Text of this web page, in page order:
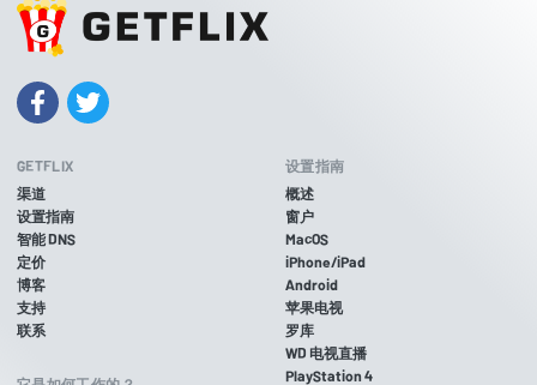
GETFLIX
渠道
设置指南
智能 DNS
定价
博客
支持
联系
设置指南
概述
窗户
MacOS
iPhone/iPad
Android
苹果电视
罗库
WD 电视直播
PlayStation 4